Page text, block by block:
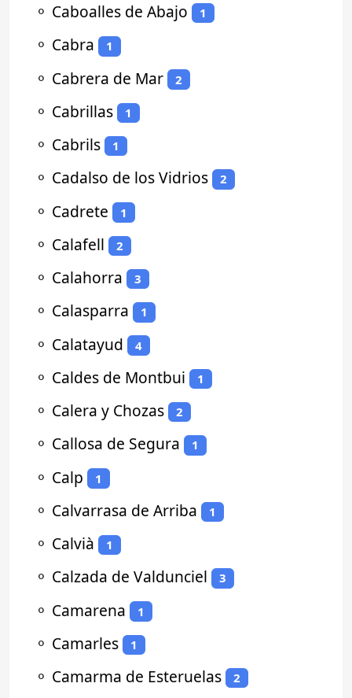
⚬ Caboalles de Abajo 1
⚬ Cabra 1
⚬ Cabrera de Mar 2
⚬ Cabrillas 1
⚬ Cabrils 1
⚬ Cadalso de los Vidrios 2
⚬ Cadrete 1
⚬ Calafell 2
⚬ Calahorra 3
⚬ Calasparra 1
⚬ Calatayud 4
⚬ Caldes de Montbui 1
⚬ Calera y Chozas 2
⚬ Callosa de Segura 1
⚬ Calp 1
⚬ Calvarrasa de Arriba 1
⚬ Calvià 1
⚬ Calzada de Valdunciel 3
⚬ Camarena 1
⚬ Camarles 1
⚬ Camarma de Esteruelas 2